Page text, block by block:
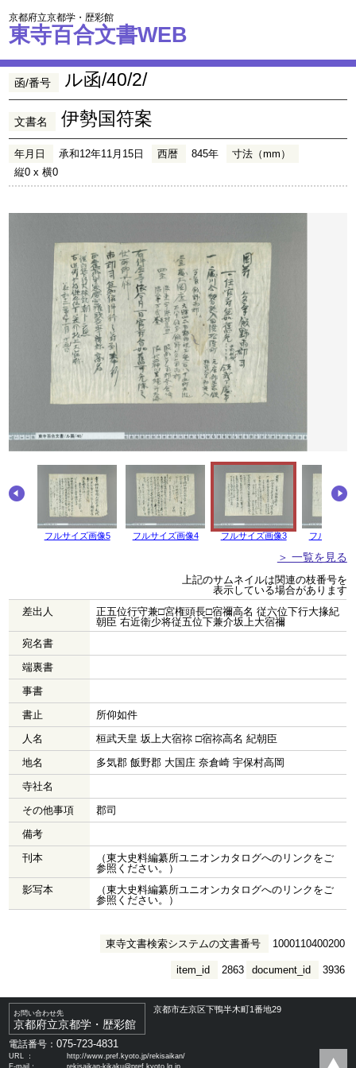
京都府立京都学・歴彩館
東寺百合文書WEB
函/番号 ル函/40/2/
文書名 伊勢国符案
年月日 承和12年11月15日 西暦 845年
寸法（mm）
縦0 x 横0
フルサイズ画像5 フルサイズ画像4 フルサイズ画像3 フルサイズ
＞ 一覧を見る
上記のサムネイルは関連の枝番号を
表示している場合があります
差出人
正五位行守兼□宮権頭長□宿禰高名 従六位下行大掾紀
朝臣 右近衛少将従五位下兼介坂上大宿禰
宛名書
端裏書
事書
書止
所仰如件
人名
桓武天皇 坂上大宿祢 □宿祢高名 紀朝臣
地名
多気郡 飯野郡 大国庄 奈倉崎 宇保村高岡
寺社名
その他事項
郡司
備考
刊本
（東大史料編纂所ユニオンカタログへのリンクをご
参照ください。）
影写本
（東大史料編纂所ユニオンカタログへのリンクをご
参照ください。）
東寺文書検索システムの文書番号 1000110400200
document_id 3936
item_id 2863
お問い合わせ先
京都府立京都学・歴彩館
京都市左京区下鴨半木町1番地29
電話番号：075-723-4831
URL ：
http://www.pref.kyoto.jp/rekisaikan/
E-mail：
rekisaikan-kikaku@pref.kyoto.lg.jp